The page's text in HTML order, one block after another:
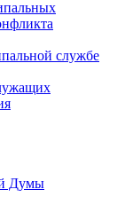
службе
Думы